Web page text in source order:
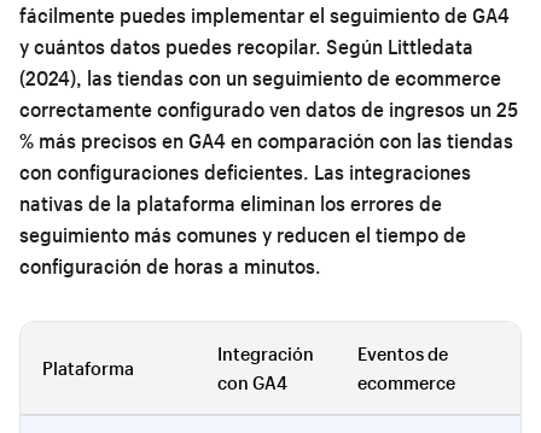
fácilmente puedes implementar el seguimiento de GA4
y cuántos datos puedes recopilar. Según Littledata
(2024), las tiendas con un seguimiento de ecommerce
correctamente configurado ven datos de ingresos un 25
% más precisos en GA4 en comparación con las tiendas
con configuraciones deficientes. Las integraciones
nativas de la plataforma eliminan los errores de
seguimiento más comunes y reducen el tiempo de
configuración de horas a minutos.
Plataforma
Integración
con GA4
Eventos de
ecommerce